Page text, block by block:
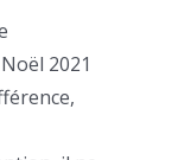
2021